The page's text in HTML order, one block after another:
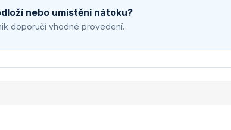
nebo umístění nátoku?
doporučí vhodné provedení.